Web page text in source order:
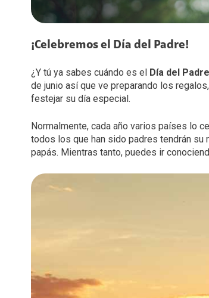
Código de Ética América Móvil
Conexiones
¡Celebremos el Día del Padre!
¿Y tú ya sabes cuándo es el Día del
de junio así que ve preparando los
festejar su día especial.
Normalmente, cada año varios países lo
todos los que han sido padres tendrán
papás. Mientras tanto, puedes ir